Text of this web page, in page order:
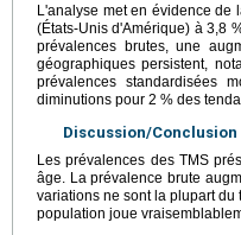
L'analyse met en évidence de
(États-Unis d'Amérique) à 3,8
prévalences brutes, une
géographiques persistent,
prévalences standardisées
diminutions pour 2 % des
Discussion/Conclusion
Les prévalences des TMS
âge. La prévalence brute
variations ne sont la plupart
population joue